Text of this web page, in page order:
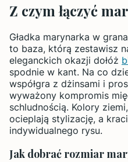
Z czym łączyć
Gładka marynarka w
to baza, którą zestawisz
eleganckich okazji dołóż
spodnie w kant. Na co
współgra z dżinsami i
wyważony kompromis
schludnością. Kolory
ocieplają stylizację, a
indywidualnego rysu.
Jak dobrać rozmiar